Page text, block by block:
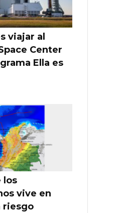
viajar al
Center
Ella es
los
vive en
riesgo